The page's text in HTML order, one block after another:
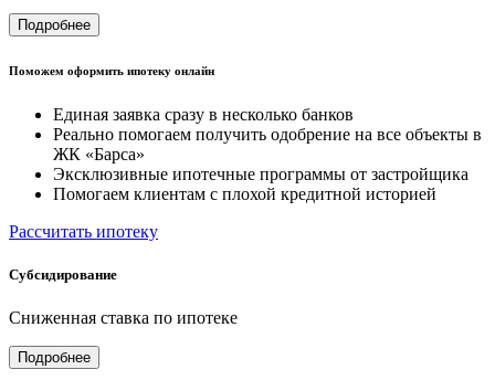
Подробнее
Поможем оформить ипотеку онлайн
Единая заявка сразу в несколько банков
Реально помогаем получить одобрение на все объекты в
ЖК «Барса»
Эксклюзивные ипотечные программы от застройщика
Помогаем клиентам с плохой кредитной историей
Рассчитать ипотеку
Субсидирование
Сниженная ставка по ипотеке
Подробнее